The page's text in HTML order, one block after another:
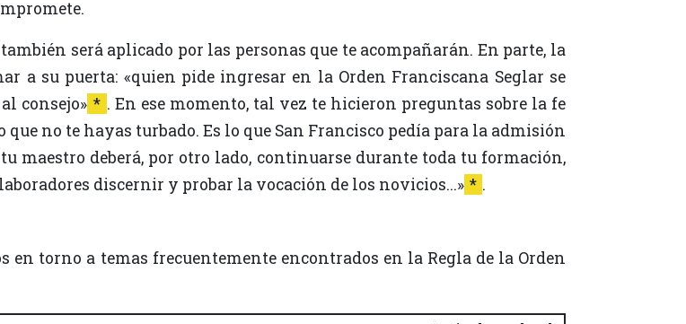
también será aplicado por las personas que te acompañarán. En parte, la
a su puerta: «quien pide ingresar en la Orden Franciscana Seglar se
consejo» * . En ese momento, tal vez te hicieron preguntas sobre la fe
no te hayas turbado. Es lo que San Francisco pedía para la admisión
maestro deberá, por otro lado, continuarse durante toda tu formación,
discernir y probar la vocación de los novicios...» * .